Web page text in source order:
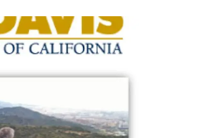
Canvi global
Funcionament dels ecosistemes
Observació de la terra